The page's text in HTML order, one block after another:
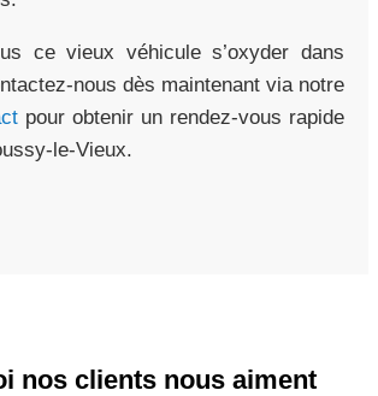
ce vieux véhicule s’oxyder dans
nous dès maintenant via notre
pour obtenir un rendez-vous rapide
le-Vieux.
nos clients nous aiment